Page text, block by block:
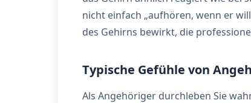
nicht einfach „aufhören, wenn er
des Gehirns bewirkt, die
Typische Gefühle von
Als Angehöriger durchleben Sie